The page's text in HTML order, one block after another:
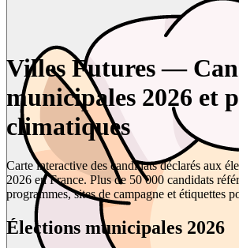
Villes Futures —
municipales 2026 et
climatiques
Carte interactive des candidats déclarés aux
2026 en France. Plus de 50 000 candidats
programmes, sites de campagne et étiquettes
Élections municipales 2026